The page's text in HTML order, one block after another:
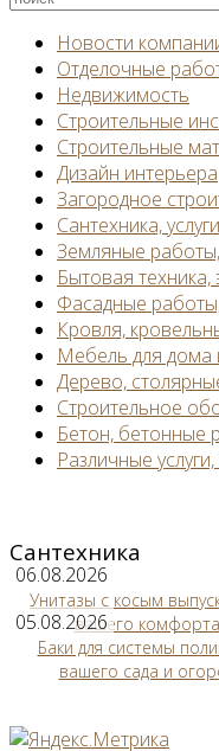
Новости
Отделочные
Недвижимость
Строительные
Строительные
Дизайн интерьера
Загородное
Сантехника,
Земляные
Бытовая техника,
Фасадные
Кровля,
Мебель для дома
Дерево,
Строительное
Бетон, бетонные
Различные
Сантехника
06.08.2026
Унитазы с косым
вашего комфорта
05.08.2026
Баки для системы
вашего сада и